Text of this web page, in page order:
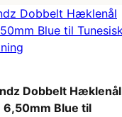
Dobbelt Hæklenål
Blue til